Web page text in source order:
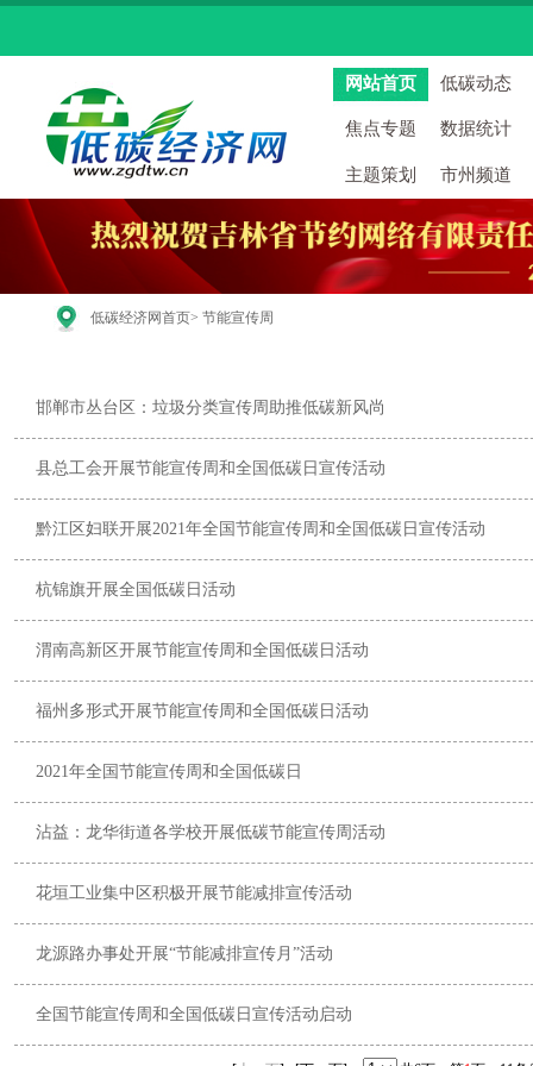
网站首页 低碳动态
焦点专题 数据统计
主题策划 市州频道
低碳经济网首页> 节能宣传周
邯郸市丛台区：垃圾分类宣传周助推低碳新风尚
县总工会开展节能宣传周和全国低碳日宣传活动
黔江区妇联开展2021年全国节能宣传周和全国低碳日宣传活动
杭锦旗开展全国低碳日活动
渭南高新区开展节能宣传周和全国低碳日活动
福州多形式开展节能宣传周和全国低碳日活动
2021年全国节能宣传周和全国低碳日
沾益：龙华街道各学校开展低碳节能宣传周活动
花垣工业集中区积极开展节能减排宣传活动
龙源路办事处开展“节能减排宣传月”活动
全国节能宣传周和全国低碳日宣传活动启动